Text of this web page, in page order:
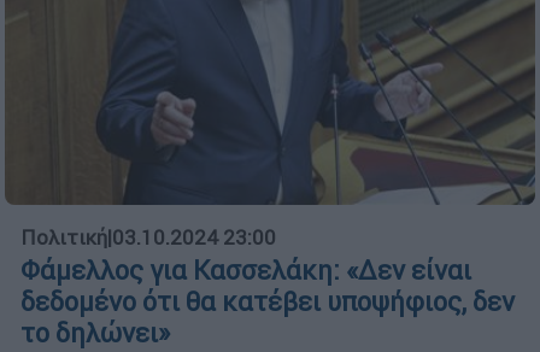
Πολιτική|03.10.2024 23:00
Φάμελλος για Κασσελάκη: «Δεν είναι
δεδομένο ότι θα κατέβει υποψήφιος, δεν
το δηλώνει»